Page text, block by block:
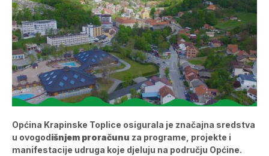
Općina Krapinske Toplice osigurala je značajna sredstva
u ovogodišnjem proračunu za programe, projekte i
manifestacije udruga koje djeluju na području Općine.